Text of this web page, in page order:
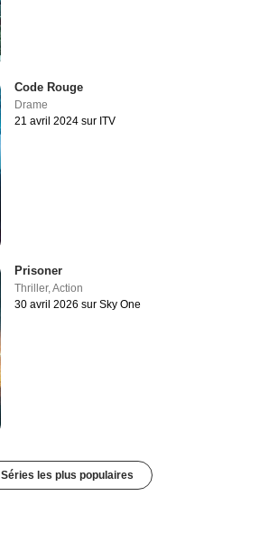
Code Rouge
Drame
21 avril 2024 sur ITV
Prisoner
Thriller,Action
30 avril 2026 sur Sky One
Séries les plus populaires